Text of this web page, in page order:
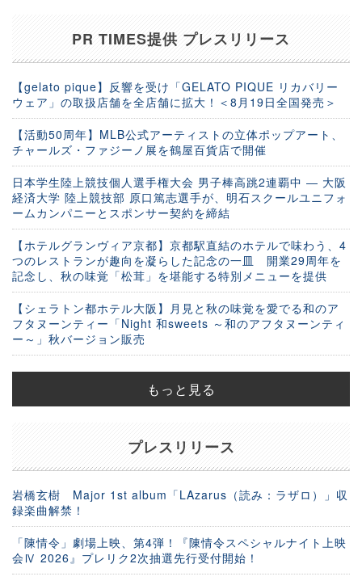
PR TIMES提供 プレスリリース
【gelato pique】反響を受け「GELATO PIQUE リカバリー
ウェア」の取扱店舗を全店舗に拡大！＜8月19日全国発売＞
【活動50周年】MLB公式アーティストの立体ポップアート、
チャールズ・ファジーノ展を鶴屋百貨店で開催
日本学生陸上競技個人選手権大会 男子棒高跳2連覇中 ― 大阪
経済大学 陸上競技部 原口篤志選手が、明石スクールユニフォ
ームカンパニーとスポンサー契約を締結
【ホテルグランヴィア京都】京都駅直結のホテルで味わう、4
つのレストランが趣向を凝らした記念の一皿 開業29周年を
記念し、秋の味覚「松茸」を堪能する特別メニューを提供
【シェラトン都ホテル大阪】月見と秋の味覚を愛でる和のア
フタヌーンティー「Night 和sweets ～和のアフタヌーンティ
ー～」秋バージョン販売
もっと見る
プレスリリース
岩橋玄樹 Major 1st album「LAzarus（読み：ラザロ）」収
録楽曲解禁！
「陳情令」劇場上映、第4弾！『陳情令スペシャルナイト上映
会Ⅳ 2026』プレリク2次抽選先行受付開始！